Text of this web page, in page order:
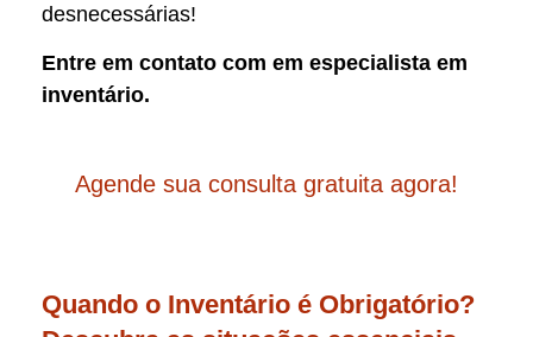
desnecessárias!
Entre em contato com em especialista em
inventário.
Agende sua consulta gratuita agora!
Quando o Inventário é Obrigatório?